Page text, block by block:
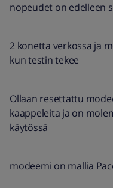
nopeudet on edelleen
2 konetta verkossa ja
kun testin tekee
Ollaan resettattu
kaappeleita ja on
käytössä
modeemi on mallia